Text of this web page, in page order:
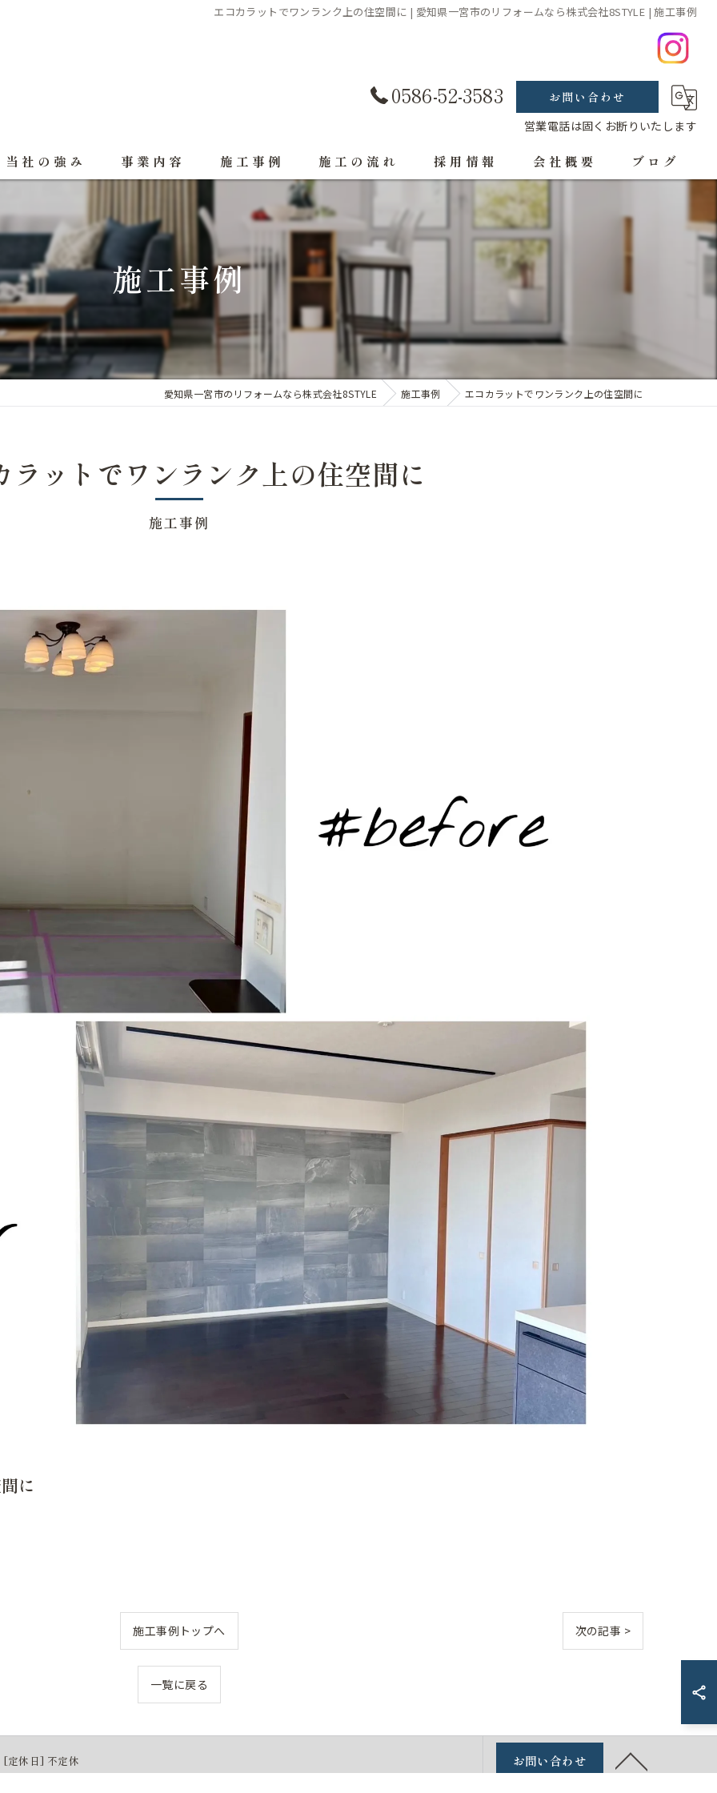
エコカラットでワンランク上の住空間に | 愛知県一宮市のリフォームなら株式会社8STYLE | 施工事例
0586-52-3583
お問い合わせ
営業電話は固くお断りいたします
当社の強み 事業内容 施工事例 施工の流れ 採用情報 会社概要 ブログ
施工事例
愛知県一宮市のリフォームなら株式会社8STYLE 施工事例 エコカラットでワンランク上の住空間に
施工事例
ラットでワンランク上の住空間に
に
施工事例トップへ 次の記事 >
一覧に戻る
定休日] 不定休 お問い合わせ